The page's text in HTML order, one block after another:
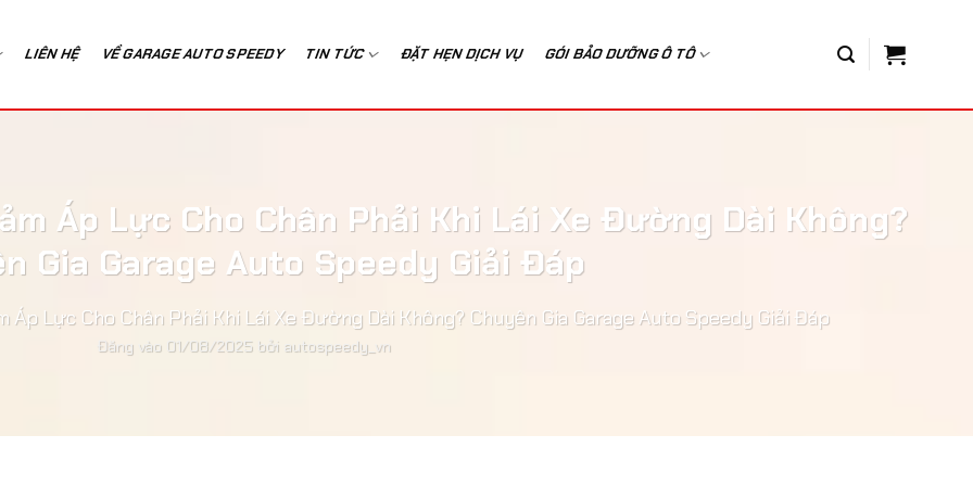
LIÊN HỆ VỀ GARAGE AUTO SPEEDY TIN TỨC ĐẶT HẸN DỊCH VỤ GÓI BẢO DƯỠNG Ô TÔ
Áp Lực Cho Chân Phải Khi Lái Xe Đường Dài Không?
Gia Garage Auto Speedy Giải Đáp
Áp Lực Cho Chân Phải Khi Lái Xe Đường Dài Không? Chuyên Gia Garage Auto Speedy Giải Đáp
Đăng vào 01/08/2025 bởi autospeedy_vn